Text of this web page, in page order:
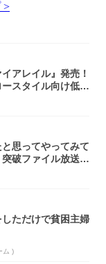
>
アレイル』発売！
スタイル向け低型
思ってやってみて
突破ファイル放送で
ただけで貧困主婦
ム )